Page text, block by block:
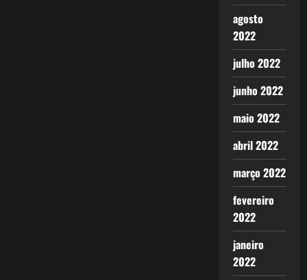
agosto
2022
julho 2022
junho 2022
maio 2022
abril 2022
março 2022
fevereiro
2022
janeiro
2022